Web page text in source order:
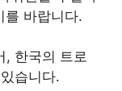
를 바랍니다.
, 한국의 트로
습니다.